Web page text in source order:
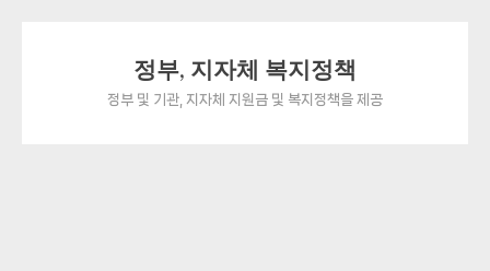
정부, 지자체 복지정책
정부 및 기관, 지자체 지원금 및 복지정책을 제공